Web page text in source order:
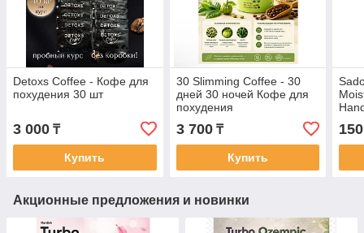
Detoxs Coffee - Кофе для
похудения 30 шт
3 000 ₸
Купить
30 Slimming Coffee - 30
дней 30 ночей Кофе для
похудения
3 700₸
Купить
150
Акционные предложения и новинки